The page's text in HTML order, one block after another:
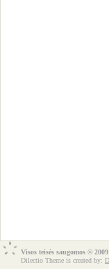
Visos teisės saugomos ©
Dilectio Theme is created by: